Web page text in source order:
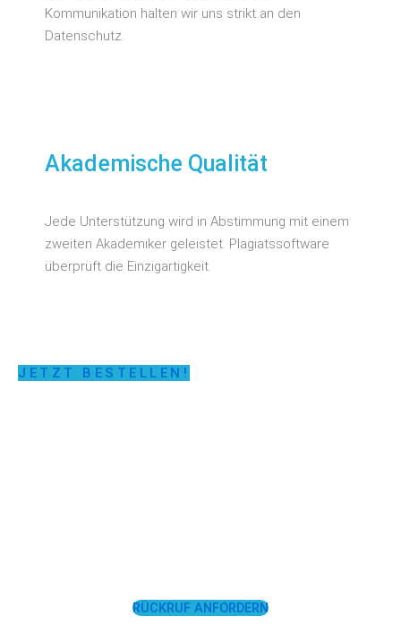
Kommunikation halten wir uns strikt an den
Datenschutz.
Akademische Qualität
Jede Unterstützung wird in Abstimmung mit einem
zweiten Akademiker geleistet. Plagiatssoftware
überprüft die Einzigartigkeit.
JETZT BESTELLEN!
RÜCKRUF ANFORDERN